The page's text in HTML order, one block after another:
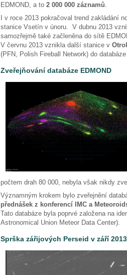
EDMOND, a to 2 000 000 záznamů.
I v roce 2013 pokračoval trend zakládání
stanice Vsetín v únoru. V dubnu 2013
samozřejmě také začleněna do sítě
V červnu 2013 vznikla další stanice v
(PFN, Polish Fireball Network) do
Zveřejňování databáze EDMOND
počtem drah 80 000, nebyla však nikdy
Významným krokem bylo zveřejnění
přednášek z konferencí IMC a
Tato databáze byla poprvé založena na
Astronomical Union Meteor Data Center).
Sprška zářijových Perseid v září 2013